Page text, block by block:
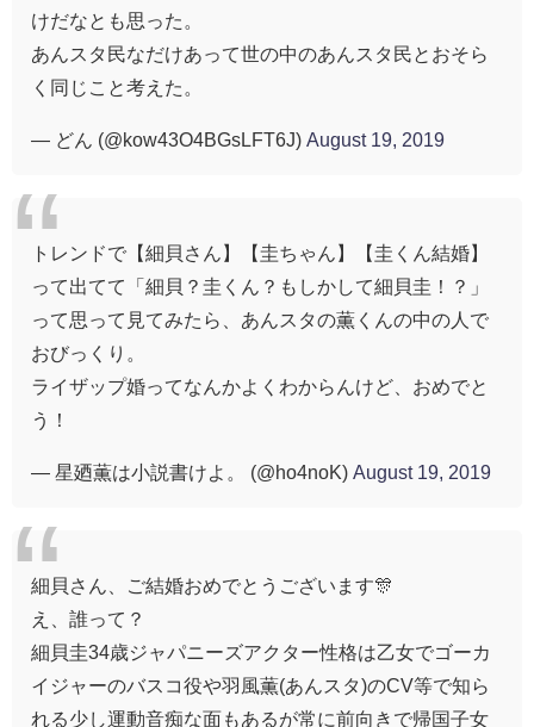
けだなとも思った。
あんスタ民なだけあって世の中のあんスタ民とおそら
く同じこと考えた。
— どん (@kow43O4BGsLFT6J) August 19, 2019
トレンドで【細貝さん】【圭ちゃん】【圭くん結婚】
って出てて「細貝？圭くん？もしかして細貝圭！？」
って思って見てみたら、あんスタの薫くんの中の人で
おびっくり。
ライザップ婚ってなんかよくわからんけど、おめでと
う！
— 星廼薫は小説書けよ。 (@ho4noK) August 19, 2019
細貝さん、ご結婚おめでとうございます🎊
え、誰って？
細貝圭34歳ジャパニーズアクター性格は乙女でゴーカ
イジャーのバスコ役や羽風薫(あんスタ)のCV等で知ら
れる少し運動音痴な面もあるが常に前向きで帰国子女